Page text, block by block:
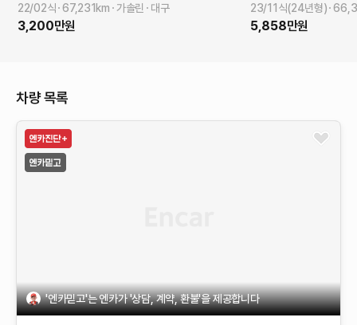
22/02식 67,231 km 가솔린 대구
3,200만원
23/11식(24년형)
5,858만원
차량 목록
'엔카믿고'는 엔카가 '상담, 계약, 환불'을 제공합니다